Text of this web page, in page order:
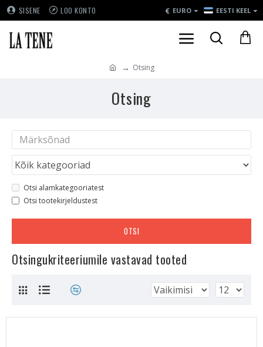
SISENE LOO KONTO € EURO EESTI KEEL
Otsing
Otsing
Otsi alamkategooriatest
Otsi tootekirjeldustest
OTSI
Otsingukriteeriumile vastavad tooted